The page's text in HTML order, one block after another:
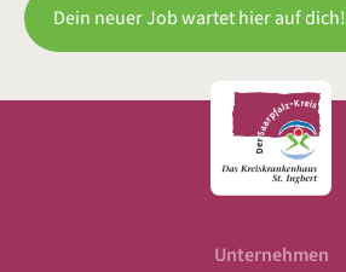
Dein neuer Job wartet hier auf dich!
Unternehmen